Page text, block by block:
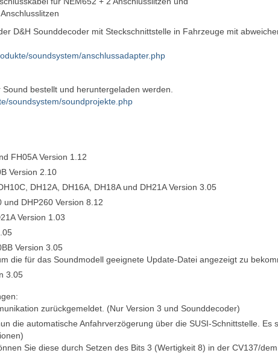
D&H Sounddecoder mit Steckschnittstelle in Fahrzeuge mit
soundsystem/anschlussadapter.php
bestellt und heruntergeladen werden.
soundsystem/soundprojekte.php
FH05A Version 1.12
Version 2.10
DH12A, DH16A, DH18A und DH21A Version 3.05
DHP260 Version 8.12
Version 1.03
Version 3.05
die für das Soundmodell geeignete Update-Datei angezeigt zu
3.05
zurückgemeldet. (Nur Version 3 und Sounddecoder)
die automatische Anfahrverzögerung über die SUSI-Schnittstelle. Es
Sie diese durch Setzen des Bits 3 (Wertigkeit 8) in der CV137/dem